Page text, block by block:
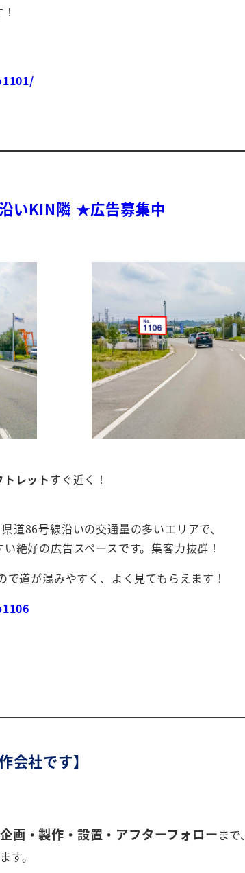
いKIN隣 ★広告募集中
レットすぐ近く！
道86号線沿いの交通量の多いエリアで、
絶好の広告スペースです。集客力抜群！
道が混みやすく、よく見てもらえます！
会社です】
画・製作・設置・アフターフォロー まで、
す。